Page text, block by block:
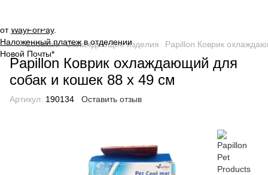
Собакам Охлаждающие изделия Papillon Коврик
Papillon Коврик охлаждающий для
собак и кошек 88 х 49 см
Артикул: 190134 Оставить отзыв
от WayForPay.
Наложенный платежв отделении
Новой Почты*